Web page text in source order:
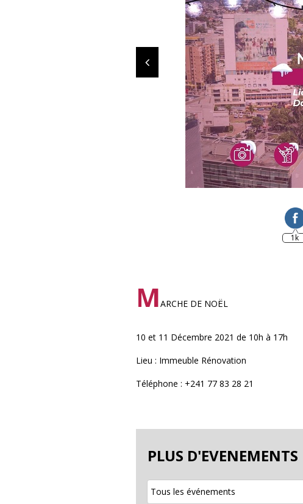
1k
MARCHE DE NOËL
10 et 11 Décembre 2021 de 10h à 17h
Lieu : Immeuble Rénovation
Téléphone : +241 77 83 28 21
PLUS D'EVENEMENTS